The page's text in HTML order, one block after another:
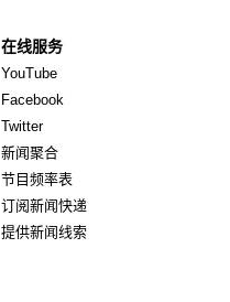
在线服务
YouTube
Facebook
TwitterOpens in new window
新闻聚合
节目频率表
订阅新闻快递
提供新闻线索